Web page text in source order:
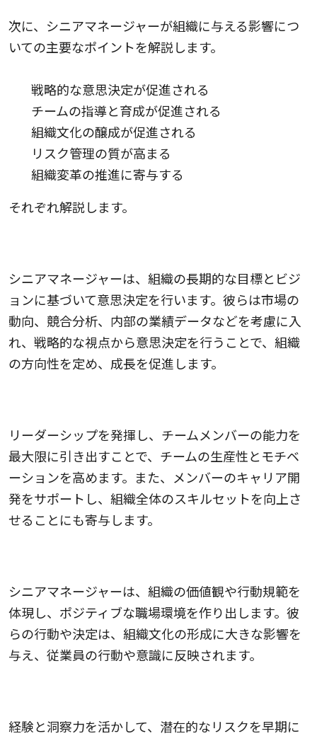
次に、シニアマネージャーが組織に与える影響につ
いての主要なポイントを解説します。
戦略的な意思決定が促進される
チームの指導と育成が促進される
組織文化の醸成が促進される
リスク管理の質が高まる
組織変革の推進に寄与する
それぞれ解説します。
シニアマネージャーは、組織の長期的な目標とビジ
ョンに基づいて意思決定を行います。彼らは市場の
動向、競合分析、内部の業績データなどを考慮に入
れ、戦略的な視点から意思決定を行うことで、組織
の方向性を定め、成長を促進します。
リーダーシップを発揮し、チームメンバーの能力を
最大限に引き出すことで、チームの生産性とモチベ
ーションを高めます。また、メンバーのキャリア開
発をサポートし、組織全体のスキルセットを向上さ
せることにも寄与します。
シニアマネージャーは、組織の価値観や行動規範を
体現し、ポジティブな職場環境を作り出します。彼
らの行動や決定は、組織文化の形成に大きな影響を
与え、従業員の行動や意識に反映されます。
経験と洞察力を活かして、潜在的なリスクを早期に